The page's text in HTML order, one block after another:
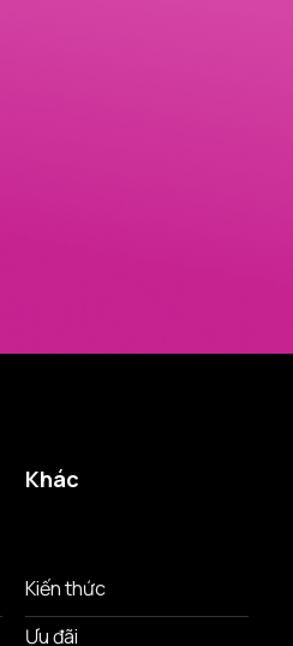
Khác
Kiến thức
Ưu đãi